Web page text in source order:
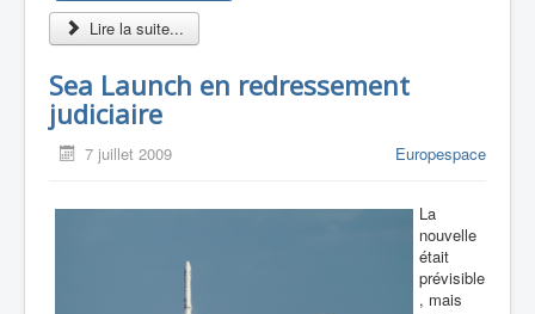
Lire la suite...
Sea Launch en redressement
judiciaire
7 juillet 2009 Europespace
La
nouvelle
était
prévisible
, mais